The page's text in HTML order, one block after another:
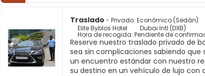
Traslado - Privado: Económico (Sedán)
Elite Byblos Hotel
Dubai Intl (DXB)
Hora de recogida: Pendiente de
Reserve nuestro traslado privado de
sea sin complicaciones sabiendo
un encuentro estándar con nuestro
su destino en un vehículo de lujo con